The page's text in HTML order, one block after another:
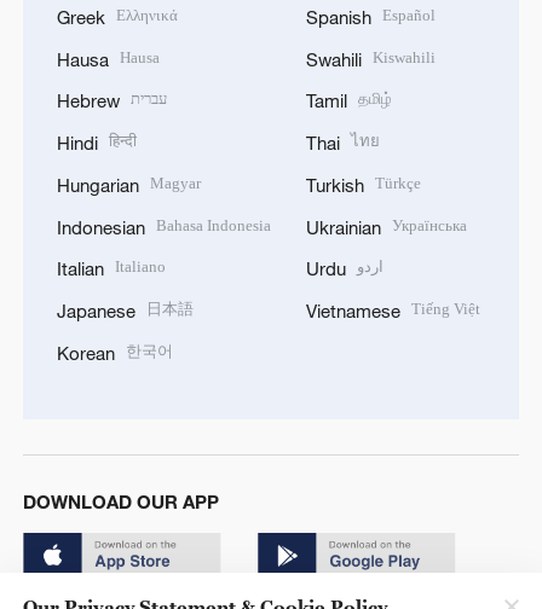
Greek Ελληνικά
Hausa Hausa
Hebrew עברית
Hindi हिन्दी
Hungarian Magyar
Indonesian Bahasa Indonesia
Italian Italiano
Japanese 日本語
Korean 한국어
Spanish Español
Swahili Kiswahili
Tamil தமிழ்
Thai ไทย
Turkish Türkçe
Ukrainian Українська
Urdu اردو
Vietnamese Tiếng Việt
DOWNLOAD OUR APP